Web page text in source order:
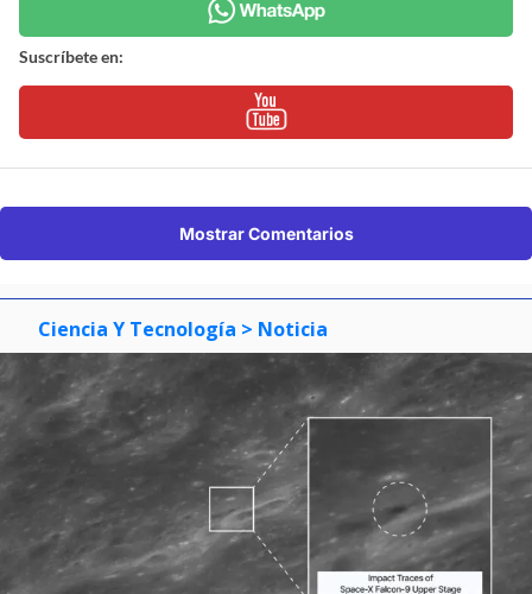
Suscríbete en:
Mostrar Comentarios
Ciencia Y Tecnología > Noticia